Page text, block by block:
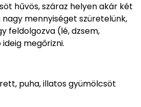
hűvös, száraz helyen akár két
mennyiséget szüretelünk,
feldolgozva (lé, dzsem,
megőrizni.
puha, illatos gyümölcsöt